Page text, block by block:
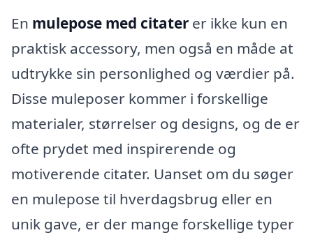
En mulepose med citater er ikke kun en
praktisk accessory, men også en måde at
udtrykke sin personlighed og værdier på.
Disse muleposer kommer i forskellige
materialer, størrelser og designs, og de er
ofte prydet med inspirerende og
motiverende citater. Uanset om du søger
en mulepose til hverdagsbrug eller en
unik gave, er der mange forskellige typer